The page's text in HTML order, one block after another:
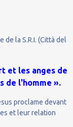
la S.R.I. (Città del
et les anges de
de l'homme ».
proclame devant
et leur relation